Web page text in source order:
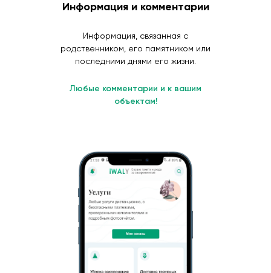
Информация и комментарии
Информация, связанная с
родственником, его памятником или
последними днями его жизни.
Любые комментарии и к вашим
объектам!